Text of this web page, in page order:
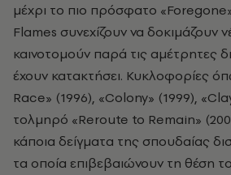
μέχρι το πιο πρόσφατο
Flames συνεχίζουν να δοκιμάζουν
καινοτομούν παρά τις αμέτρητες
έχουν κατακτήσει. Κυκλοφορίες
Race» (1996), «Colony» (1999),
τολμηρό «Reroute to Remain»
κάποια δείγματα της σπουδαίας
τα οποία επιβεβαιώνουν τη θέση